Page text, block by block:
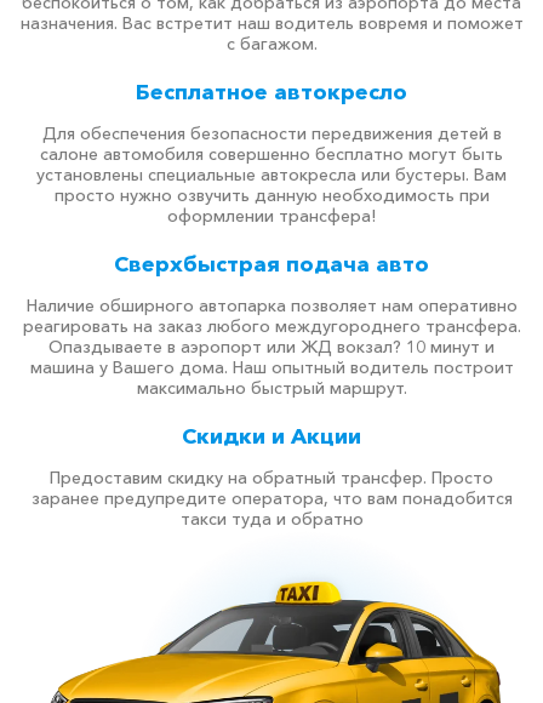
назначения. Вас встретит наш водитель вовремя и поможет
с багажом.
Бесплатное автокресло
Для обеспечения безопасности передвижения детей в
салоне автомобиля совершенно бесплатно могут быть
установлены специальные автокресла или бустеры. Вам
просто нужно озвучить данную необходимость при
оформлении трансфера!
Сверхбыстрая подача авто
Наличие обширного автопарка позволяет нам оперативно
реагировать на заказ любого междугороднего трансфера.
Опаздываете в аэропорт или ЖД вокзал? 10 минут и
машина у Вашего дома. Наш опытный водитель построит
максимально быстрый маршрут.
Скидки и Акции
Предоставим скидку на обратный трансфер. Просто
заранее предупредите оператора, что вам понадобится
такси туда и обратно